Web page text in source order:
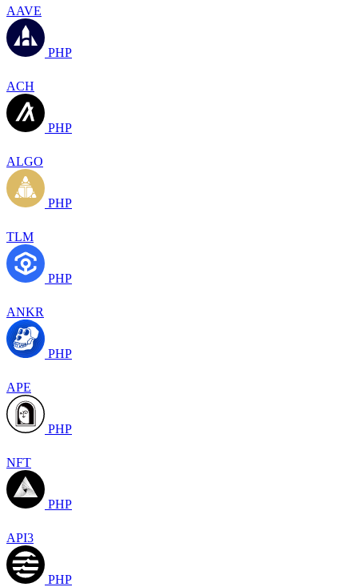
AAVE
PHP
ACH
PHP
ALGO
PHP
TLM
PHP
ANKR
PHP
APE
PHP
NFT
PHP
API3
PHP